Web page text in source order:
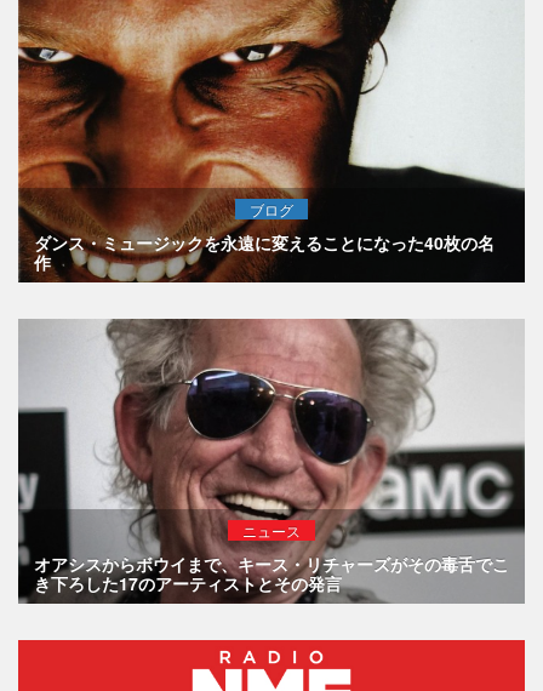
ブログ
ダンス・ミュージックを永遠に変えることになった40枚の名
作
ニュース
オアシスからボウイまで、キース・リチャーズがその毒舌でこ
き下ろした17のアーティストとその発言